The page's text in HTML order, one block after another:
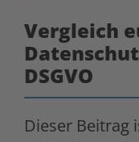
Vergleich
DSGVO
Dieser Beitrag